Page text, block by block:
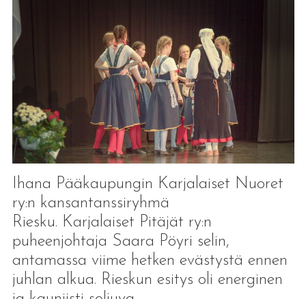
Ihana Pääkaupungin Karjalaiset Nuoret
ry:n kansantanssiryhmä
Riesku. Karjalaiset Pitäjät ry:n
puheenjohtaja Saara Pöyri selin,
antamassa viime hetken evästystä ennen
juhlan alkua. Rieskun esitys oli energinen